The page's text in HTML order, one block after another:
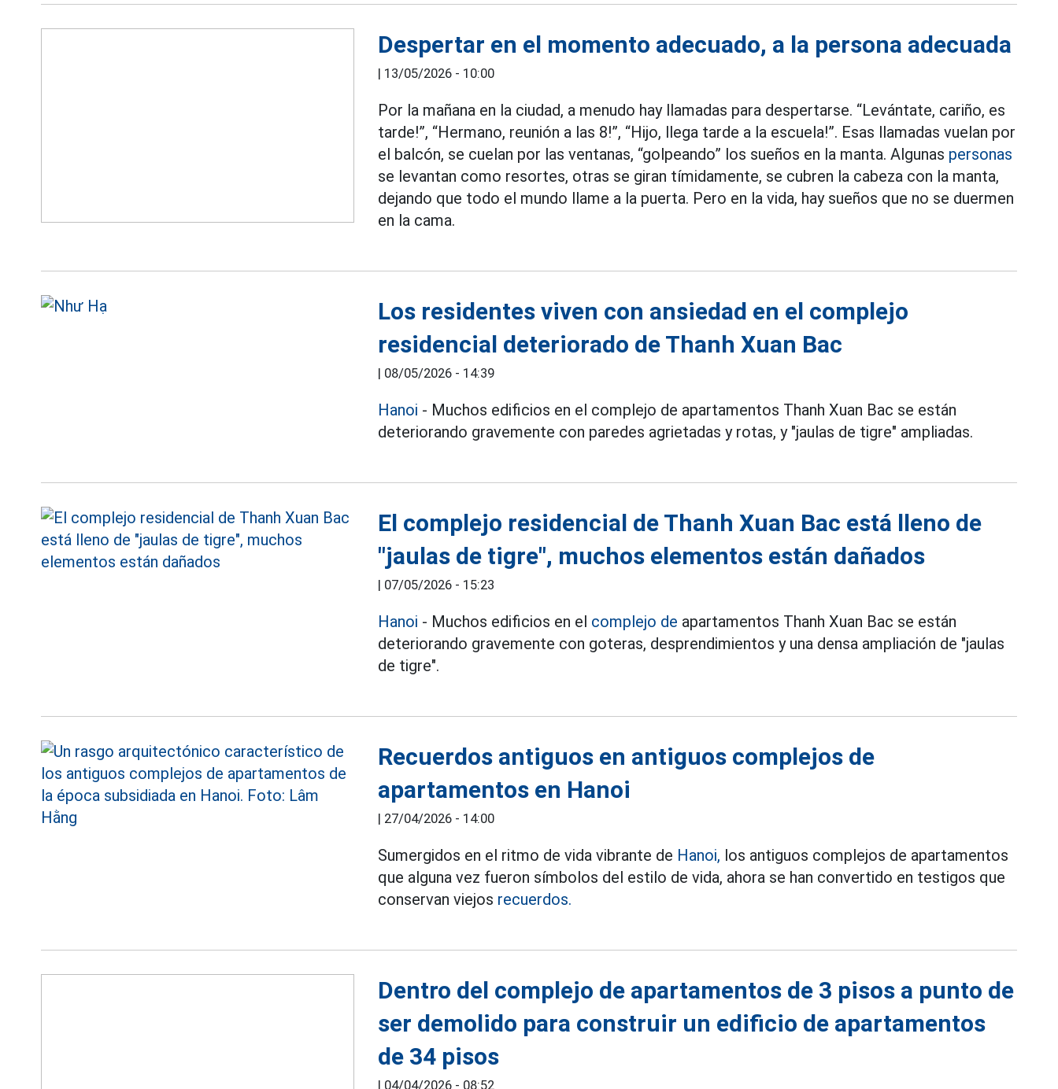
Despertar en el momento adecuado, a la persona adecuada
| 13/05/2026 - 10:00
Por la mañana en la ciudad, a menudo hay llamadas para despertarse. “Levántate, cariño, es
tarde!”, “Hermano, reunión a las 8!”, “Hijo, llega tarde a la escuela!”. Esas llamadas vuelan por
el balcón, se cuelan por las ventanas, “golpeando” los sueños en la manta. Algunas personas
se levantan como resortes, otras se giran tímidamente, se cubren la cabeza con la manta,
dejando que todo el mundo llame a la puerta. Pero en la vida, hay sueños que no se duermen
en la cama.
Los residentes viven con ansiedad en el complejo
residencial deteriorado de Thanh Xuan Bac
| 08/05/2026 - 14:39
Hanoi - Muchos edificios en el complejo de apartamentos Thanh Xuan Bac se están
deteriorando gravemente con paredes agrietadas y rotas, y "jaulas de tigre" ampliadas.
El complejo residencial de Thanh Xuan Bac está lleno de
"jaulas de tigre", muchos elementos están dañados
| 07/05/2026 - 15:23
Hanoi - Muchos edificios en el complejo de apartamentos Thanh Xuan Bac se están
deteriorando gravemente con goteras, desprendimientos y una densa ampliación de "jaulas
de tigre".
Recuerdos antiguos en antiguos complejos de
apartamentos en Hanoi
| 27/04/2026 - 14:00
Sumergidos en el ritmo de vida vibrante de Hanoi, los antiguos complejos de apartamentos
que alguna vez fueron símbolos del estilo de vida, ahora se han convertido en testigos que
conservan viejos recuerdos.
Dentro del complejo de apartamentos de 3 pisos a punto de
ser demolido para construir un edificio de apartamentos
de 34 pisos
| 04/04/2026 - 08:52